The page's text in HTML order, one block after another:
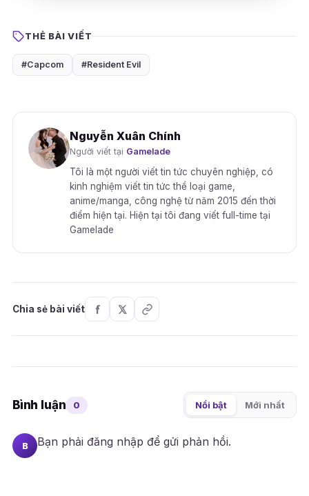
THẺ BÀI VIẾT
#Capcom #Resident Evil
Nguyễn Xuân Chính
Người viết tại Gamelade
Tôi là một người viết tin tức chuyên nghiệp, có
kinh nghiệm viết tin tức thể loại game,
anime/manga, công nghệ từ năm 2015 đến thời
điểm hiện tại. Hiện tại tôi đang viết full-time tại
Gamelade
Chia sẻ bài viết
Bình luận 0 Nổi bật Mới nhất
B Bạn phải đăng nhập để gửi phản hồi.